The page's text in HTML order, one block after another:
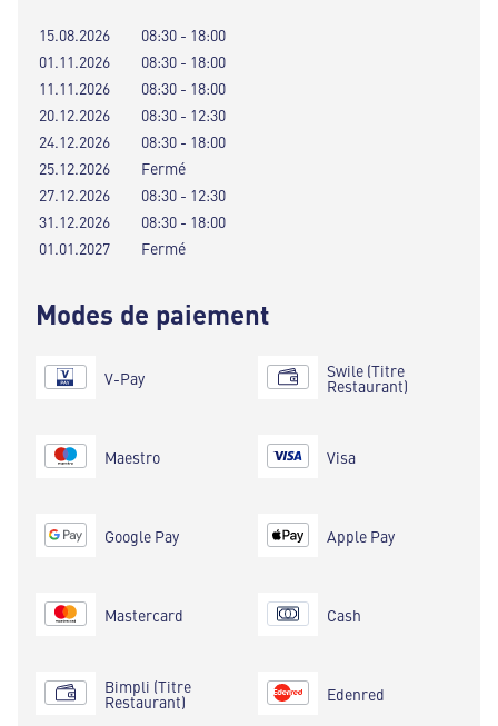
15.08.2026
08:30 - 18:00
01.11.2026
08:30 - 18:00
11.11.2026
08:30 - 18:00
20.12.2026
08:30 - 12:30
24.12.2026
08:30 - 18:00
25.12.2026
Fermé
27.12.2026
08:30 - 12:30
31.12.2026
08:30 - 18:00
01.01.2027
Fermé
Modes de paiement
V-Pay
Maestro
Google Pay
Mastercard
Bimpli (Titre
Restaurant)
Swile (Titre
Restaurant)
Visa
Apple Pay
Cash
Edenred